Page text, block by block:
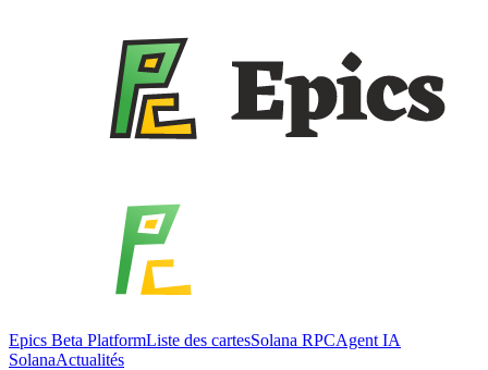
Epics Beta PlatformListe des cartesSolana RPCAgent IA
SolanaActualités